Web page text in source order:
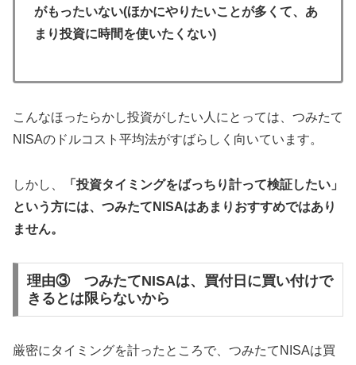
がもったいない(ほかにやりたいことが多くて、あ
まり投資に時間を使いたくない)
こんなほったらかし投資がしたい人にとっては、つみたて
NISAのドルコスト平均法がすばらしく向いています。
しかし、
「投資タイミングをばっちり計って検証したい」
という方には、つみたてNISAはあまりおすすめではあり
ません。
理由③ つみたてNISAは、買付日に買い付けで
きるとは限らないから
厳密にタイミングを計ったところで、つみたてNISAは買